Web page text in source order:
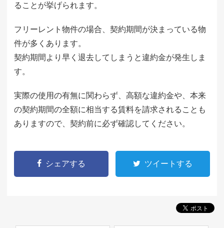
ることが挙げられます。
フリーレント物件の場合、契約期間が決まっている物
件が多くあります。
契約期間より早く退去してしまうと違約金が発生しま
す。
実際の使用の有無に関わらず、高額な違約金や、本来
の契約期間の全額に相当する賃料を請求されることも
ありますので、契約前に必ず確認してください。
シェアする ツイートする